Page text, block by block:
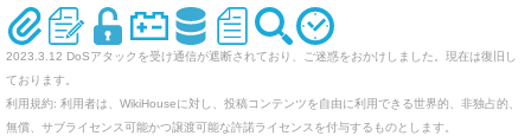
2023.3.12 DoSアタックを受け通信が遮断されており、ご迷惑をおかけしました。現在は復旧し
ております。
利用規約: 利用者は、WikiHouseに対し、投稿コンテンツを自由に利用できる世界的、非独占的、
無償、サブライセンス可能かつ譲渡可能な許諾ライセンスを付与するものとします。